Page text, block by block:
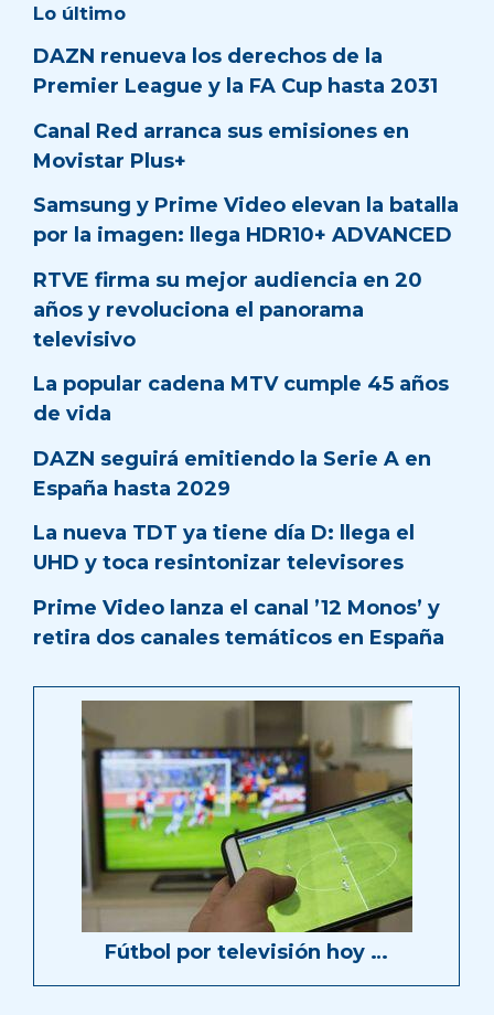
Lo último
DAZN renueva los derechos de la
Premier League y la FA Cup hasta 2031
Canal Red arranca sus emisiones en
Movistar Plus+
Samsung y Prime Video elevan la batalla
por la imagen: llega HDR10+ ADVANCED
RTVE firma su mejor audiencia en 20
años y revoluciona el panorama
televisivo
La popular cadena MTV cumple 45 años
de vida
DAZN seguirá emitiendo la Serie A en
España hasta 2029
La nueva TDT ya tiene día D: llega el
UHD y toca resintonizar televisores
Prime Video lanza el canal ’12 Monos’ y
retira dos canales temáticos en España
Fútbol por televisión hoy …